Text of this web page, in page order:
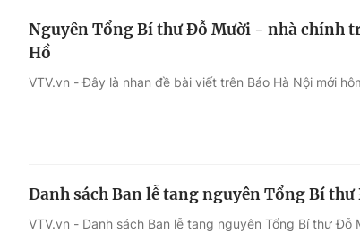
Nguyên Tổng Bí thư Đỗ Mười - nhà chính
Hồ
VTV.vn - Đây là nhan đề bài viết trên Báo Hà Nội mới
Danh sách Ban lễ tang nguyên Tổng Bí
VTV.vn - Danh sách Ban lễ tang nguyên Tổng Bí thư